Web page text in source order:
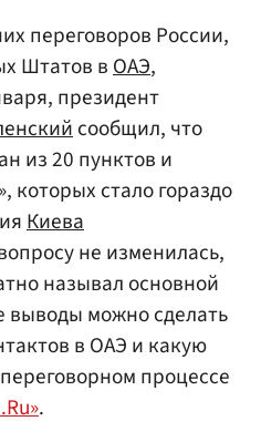
переговоров России,
Штатов вОАЭ,
президент
сообщил, что
из 20 пунктов и
стало гораздо
Киева
не изменилась,
называл основной
выводы можно сделать
в ОАЭ и какую
процессе
.